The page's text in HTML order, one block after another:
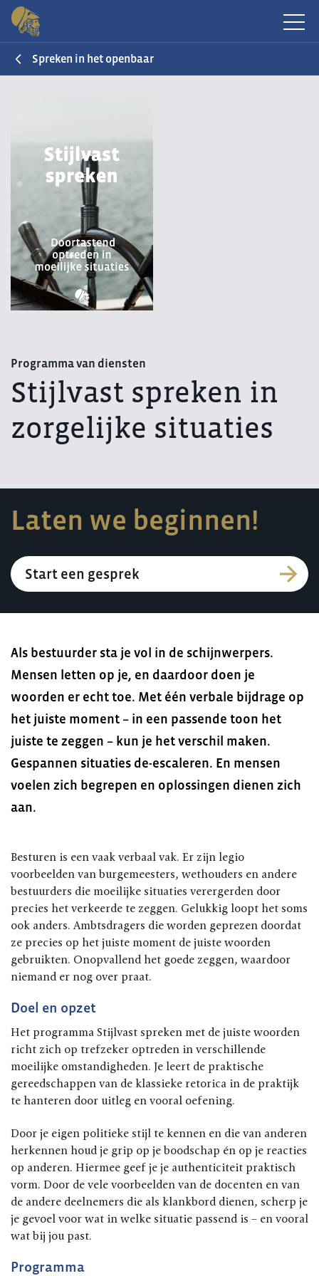
Spreken in het openbaar
Programma van diensten
Stijlvast spreken in
zorgelijke situaties
Laten we beginnen!
Start een gesprek
Als bestuurder sta je vol in de schijnwerpers.
Mensen letten op je, en daardoor doen je
woorden er echt toe. Met één verbale bijdrage op
het juiste moment – in een passende toon het
juiste te zeggen – kun je het verschil maken.
Gespannen situaties de-escaleren. En mensen
voelen zich begrepen en oplossingen dienen zich
aan.
Besturen is een vaak verbaal vak. Er zijn legio
voorbeelden van burgemeesters, wethouders en andere
bestuurders die moeilijke situaties verergerden door
precies het verkeerde te zeggen. Gelukkig loopt het soms
ook anders. Ambtsdragers die worden geprezen doordat
ze precies op het juiste moment de juiste woorden
gebruikten. Onopvallend het goede zeggen, waardoor
niemand er nog over praat.
Doel en opzet
Het programma Stijlvast spreken met de juiste woorden
richt zich op trefzeker optreden in verschillende
moeilijke omstandigheden. Je leert de praktische
gereedschappen van de klassieke retorica in de praktijk
te hanteren door uitleg en vooral oefening.
Door je eigen politieke stijl te kennen en die van anderen
herkennen houd je grip op je boodschap én op je reacties
op anderen. Hiermee geef je je authenticiteit praktisch
vorm. Door de vele voorbeelden van de docenten en van
de andere deelnemers die als klankbord dienen, scherp je
je gevoel voor wat in welke situatie passend is – en vooral
wat bij jou past.
Programma